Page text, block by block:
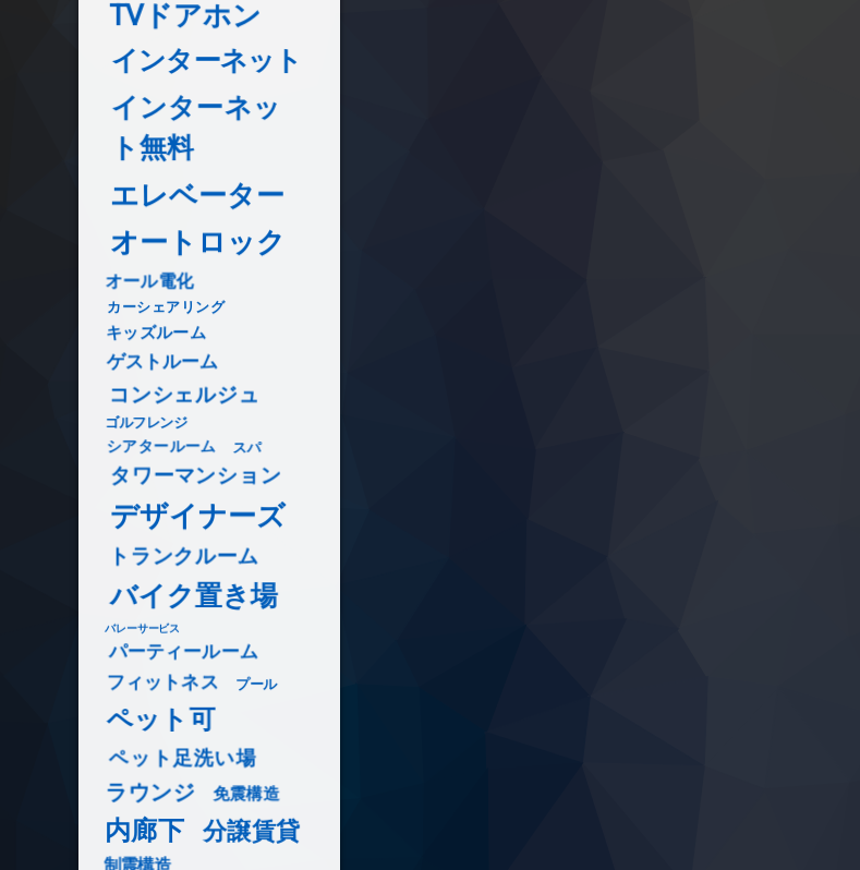
TVドアホン
インターネット
インターネッ
ト無料
エレベーター
オートロック
オール電化
カーシェアリング
キッズルーム
ゲストルーム
コンシェルジュ
ゴルフレンジ
シアタールーム スパ
タワーマンション
デザイナーズ
トランクルーム
バイク置き場
バレーサービス
パーティールーム
フィットネス プール
ペット可
ペット足洗い場
ラウンジ 免震構造
内廊下 分譲賃貸
制震構造